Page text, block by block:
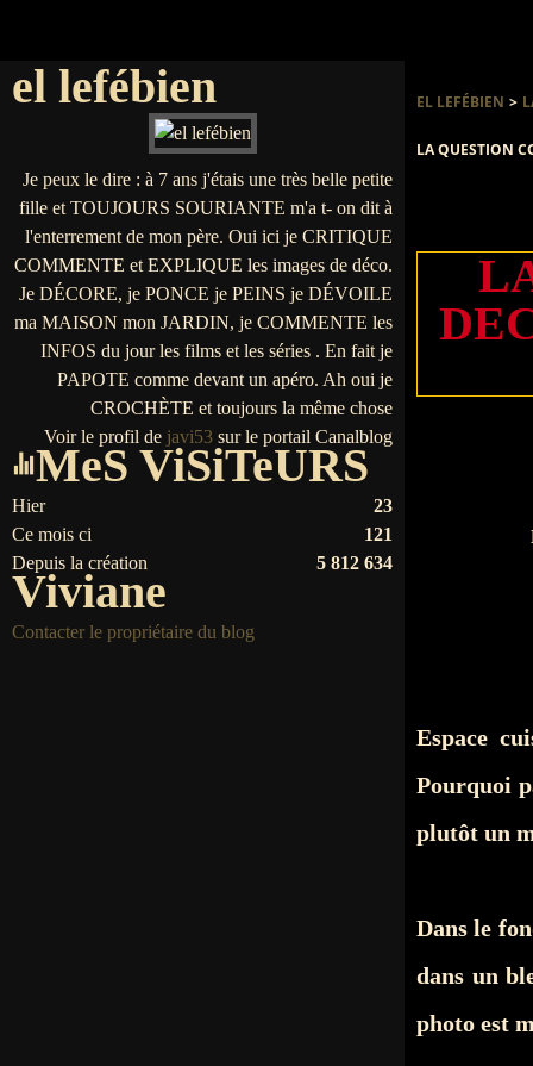
el lefébien
Je peux le dire : à 7 ans j'étais une très belle petite
fille et TOUJOURS SOURIANTE m'a t- on dit à
l'enterrement de mon père. Oui ici je CRITIQUE
COMMENTE et EXPLIQUE les images de déco.
Je DÉCORE, je PONCE je PEINS je DÉVOILE
ma MAISON mon JARDIN, je COMMENTE les
INFOS du jour les films et les séries . En fait je
PAPOTE comme devant un apéro. Ah oui je
CROCHÈTE et toujours la même chose
Voir le profil de javi53 sur le portail Canalblog
MeS ViSiTeURS
Hier
23
Ce mois ci
121
Depuis la création
5 812 634
Viviane
Contacter le propriétaire du blog
EL LEFÉBIEN >
LA QUESTION
Espace
Pourquoi
plutôt un
Dans le
dans un
photo est